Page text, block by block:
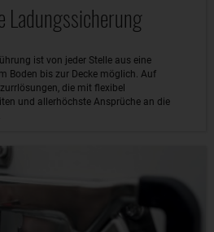
Ladungssicherung
ist von jeder Stelle aus eine
Boden bis zur Decke möglich. Auf
die mit flexibel
und allerhöchste Ansprüche an die